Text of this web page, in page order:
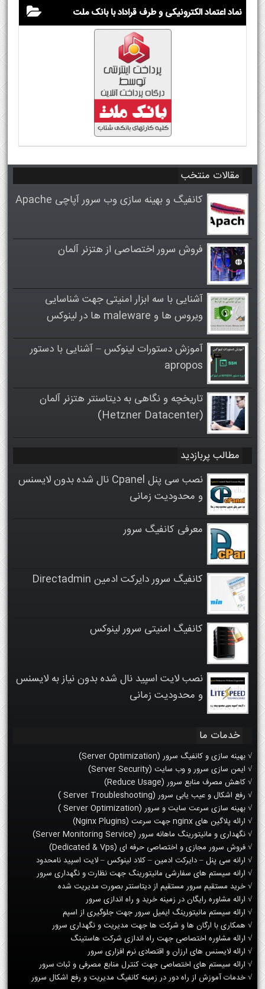
نماد اعتماد الکترونیکی و طرف قراداد با بانک ملت
مقالات منتخب
کانفیگ و بهینه سازی وب سرور آپاچی Apache
فروش سرور اختصاصی از هتزنر آلمان
آشنایی با سه ابزار امنیتی جهت شناسایی
ویروس ها و maleware ها در لینوکس
آموزش دستورات لینوکس – آشنایی با دستور
apropos
تاریخچه و نگاهی به دیتاسنتر هتزنر آلمان
(Hetzner Datacenter)
مطالب پربازدید
نصب سی پنل Cpanel نال شده بدون لایسنس
و محدودیت زمانی
معرفی کانفیگ سرور
کانفیگ سرور دایرکت ادمین Directadmin
کانفیگ امنیتی سرور لینوکس
نصب لایت اسپید نال شده بدون نیاز به لایسنس
و محدودیت زمانی
خدمات ما
√ بهینه سازی و کانفیگ سرور (Server Optimization)
√ ایمن سازی سرور و وب سایت (Server Security)
√ کاهش مصرف منابع سرور (Reduce Usage)
√ رفع اشکال و عیب یابی سرور (Server Troubleshooting )
√ بهینه سازی سرعت سایت و سرور (Server Optimization )
√ ارائه پلاگین های nginx جهت سرعت (Nginx Plugins)
√ نگهداری و مانیتورینگ ماهانه سرور (Server Monitoring Service)
√ فروش سرور مجازی و اختصاصی حرفه ای (Dedicated & Vps)
√ ارانه سی پنل – دایرکت ادمین – کلاد لینوکس – لایت اسپید نامحدود
√ ارانه سیستم های سفارشی مانیتورینگ جهت نظارت و نگهداری سرور
√ خرید مستقیم سرور مستقیم از دیتاسنتر بصورت مدیریت شده
√ ارائه مشاوره رایگان در زمینه خرید و راه اندازی سرور
√ ارائه سیستم مانیتورینگ ایمیل سرور جهت جلوگیری از اسپم
√ همکاری با ارگان ها و شرکت ها جهت مدیریت و نگهداری سرور
√ ارائه مشاوره اختصاصی جهت راه اندازی شرکت هاستینگ
√ ارائه لایسنس های ارزان و اقتصادی نرم افزاری سرور
√ ارائه سیستم های اختصاصی جهت کنترل منابع مصرفی و ثبات سرور
√ خدمات آموزش از راه دور در زمینه کانفیگ مدیریت و رفع اشکال سرور